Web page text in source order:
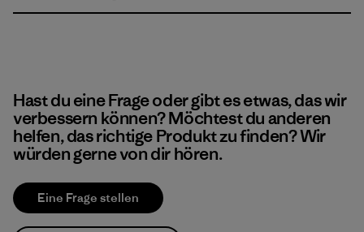
Hast du eine Frage oder gibt es etwas, das wir
verbessern können? Möchtest du anderen
helfen, das richtige Produkt zu finden? Wir
würden gerne von dir hören.
Eine Frage stellen